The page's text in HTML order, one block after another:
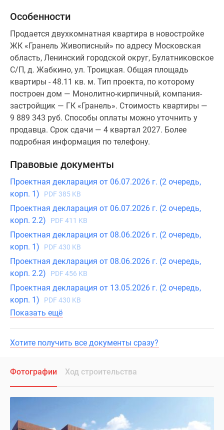
Особенности
Продается двухкомнатная квартира в новостройке
ЖК «Гранель Живописный» по адресу Московская
область, Ленинский городской округ, Булатниковское
С/П, д. Жабкино, ул. Троицкая. Общая площадь
квартиры - 48.11 кв. м. Тип проекта, по которому
построен дом — Монолитно-кирпичный, компания-
застройщик — ГК «Гранель». Стоимость квартиры —
9 889 343 руб. Способы оплаты можно уточнить у
продавца. Срок сдачи — 4 квартал 2027. Более
подробная информация по телефону.
Правовые документы
Проектная декларация от 06.07.2026 г. (2 очередь,
корп. 1)
PDF 385 KB
Проектная декларация от 06.07.2026 г. (2 очередь,
корп. 2.2)
PDF 411 KB
Проектная декларация от 08.06.2026 г. (2 очередь,
корп. 1)
PDF 430 KB
Проектная декларация от 08.06.2026 г. (2 очередь,
корп. 2.2)
PDF 456 KB
Проектная декларация от 13.05.2026 г. (2 очередь,
корп. 1)
PDF 430 KB
Показать ещё
Хотите получить все документы сразу?
Фотографии Ход строительства